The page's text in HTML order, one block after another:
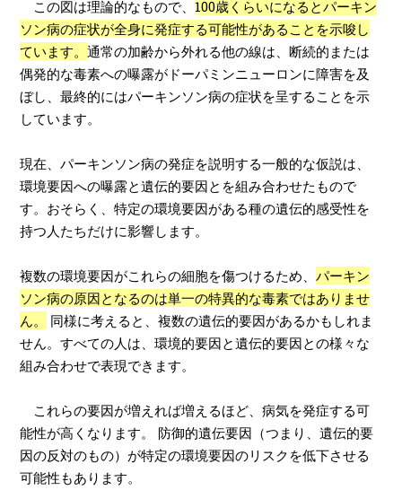
この図は理論的なもので、 100歳くらいになるとパーキン
ソン病の症状が全身に発症する可能性があることを示唆し
ています。通常の加齢から外れる他の線は、断続的または
偶発的な毒素への曝露がドーパミンニューロンに障害を及
ぼし、最終的にはパーキンソン病の症状を呈することを示
しています。
現在、パーキンソン病の発症を説明する一般的な仮説は、
環境要因への曝露と遺伝的要因とを組み合わせたもので
す。おそらく、特定の環境要因がある種の遺伝的感受性を
持つ人たちだけに影響します。
複数の環境要因がこれらの細胞を傷つけるため、パーキン
ソン病の原因となるのは単一の特異的な毒素ではありませ
ん。
同様に考えると、複数の遺伝的要因があるかもしれま
せん。すべての人は、環境的要因と遺伝的要因との様々な
組み合わせで表現できます。
これらの要因が増えれば増えるほど、病気を発症する可
能性が高くなります。 防御的遺伝要因（つまり、遺伝的要
因の反対のもの）が特定の環境要因のリスクを低下させる
可能性もあります。